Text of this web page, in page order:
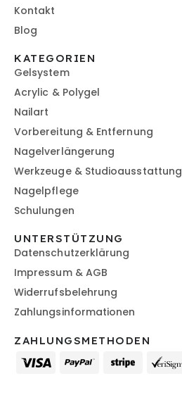
Kontakt
Blog
KATEGORIEN
Gelsystem
Acrylic & Polygel
Nailart
Vorbereitung & Entfernung
Nagelverlängerung
Werkzeuge & Studioausstattung
Nagelpflege
Schulungen
UNTERSTÜTZUNG
Datenschutzerklärung
Impressum & AGB
Widerrufsbelehrung
Zahlungsinformationen
ZAHLUNGSMETHODEN